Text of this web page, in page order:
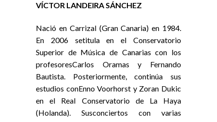
VÍCTOR LANDEIRA SÁNCHEZ
Nació en Carrizal (Gran Canaria) en 1984.
En 2006 setitula en el Conservatorio
Superior de Música de Canarias con los
profesoresCarlos Oramas y Fernando
Bautista. Posteriormente, continúa sus
estudios conEnno Voorhorst y Zoran Dukic
en el Real Conservatorio de La Haya
(Holanda). Susconciertos con varias